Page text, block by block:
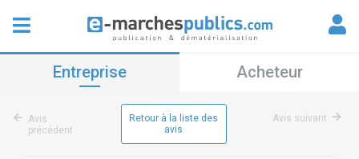
Entreprise Acheteur
Avis
précédent
Retour à la liste des
avis
Avis suivant